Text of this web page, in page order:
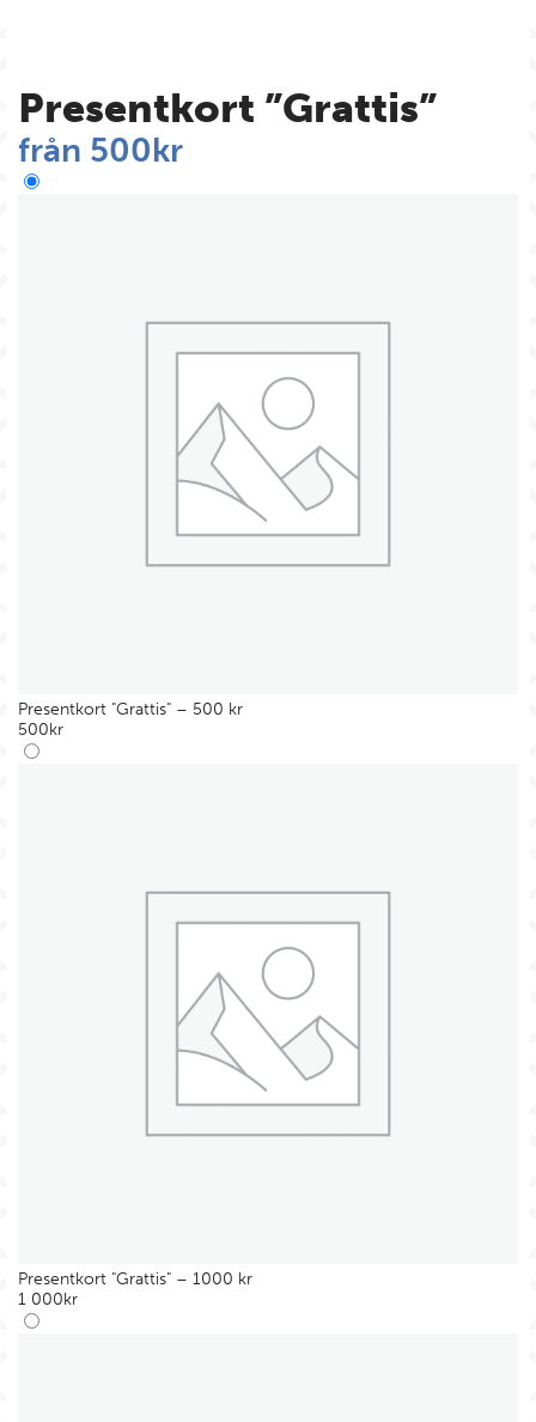
Presentkort ”Grattis”
från 500kr
Presentkort "Grattis" – 500 kr
500kr
Presentkort "Grattis" – 1000 kr
1 000kr